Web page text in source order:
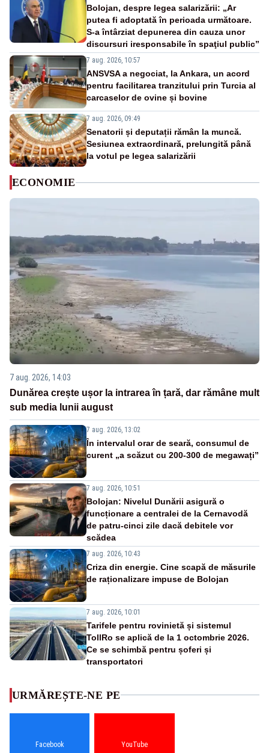
Bolojan, despre legea salarizării: „Ar
putea fi adoptată în perioada următoare.
S-a întârziat depunerea din cauza unor
discursuri iresponsabile în spaţiul public”
7 aug. 2026, 10:57
ANSVSA a negociat, la Ankara, un acord
pentru facilitarea tranzitului prin Turcia al
carcaselor de ovine și bovine
7 aug. 2026, 09:49
Senatorii și deputații rămân la muncă.
Sesiunea extraordinară, prelungită până
la votul pe legea salarizării
ECONOMIE
7 aug. 2026, 14:03
Dunărea crește ușor la intrarea în țară, dar rămâne mult
sub media lunii august
7 aug. 2026, 13:02
În intervalul orar de seară, consumul de
curent „a scăzut cu 200-300 de megawați”
7 aug. 2026, 10:51
Bolojan: Nivelul Dunării asigură o
funcționare a centralei de la Cernavodă
de patru-cinci zile dacă debitele vor
scădea
7 aug. 2026, 10:43
Criza din energie. Cine scapă de măsurile
de raționalizare impuse de Bolojan
7 aug. 2026, 10:01
Tarifele pentru rovinietă și sistemul
TollRo se aplică de la 1 octombrie 2026.
Ce se schimbă pentru șoferi și
transportatori
URMĂREȘTE-NE PE
Facebook YouTube